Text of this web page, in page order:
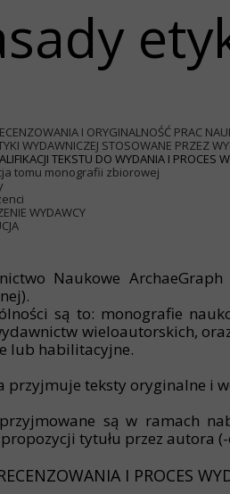
I ORYGINALNOŚĆ PRAC
WYDAWNICZEJ STOSOWANE PRZEZ
TEKSTU DO WYDANIA I PROCES
tomu monografii zbiorowej
WYDAWCY
Naukowe
są to: monografie
wieloautorskich,
lub habilitacyjne.
przyjmuje teksty oryginalne i
są w ramach
propozycji tytułu przez autora
I PROCES